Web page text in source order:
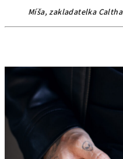
Míša, zakladatelka Caltha